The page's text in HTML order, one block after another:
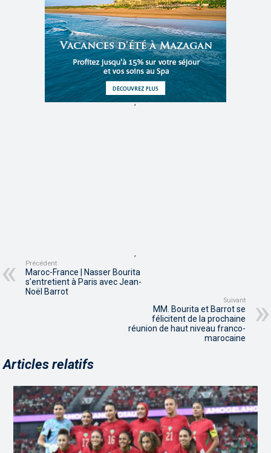
,
,
Précédent
Maroc-France | Nasser Bourita
s’entretient à Paris avec Jean-
Noël Barrot
Suivant
MM. Bourita et Barrot se
félicitent de la prochaine
réunion de haut niveau franco-
marocaine
Articles relatifs